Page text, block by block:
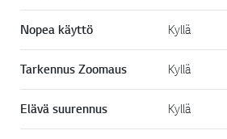
Nopea käyttö Kyllä
Tarkennus Zoomaus Kyllä
Elävä suurennus Kyllä